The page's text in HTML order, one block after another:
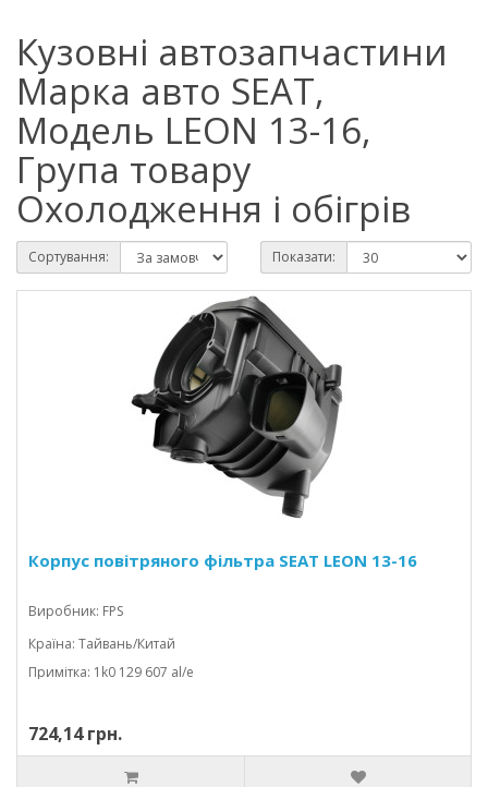
Кузовні автозапчастини
Марка авто SEAT,
Модель LEON 13-16,
Група товару
Охолодження і обігрів
Сортування: Показати:
Корпус повітряного фільтра SEAT LEON 13-16
Виробник: FPS
Країна: Тайвань/Китай
Примітка: 1k0 129 607 al/e
724,14 грн.